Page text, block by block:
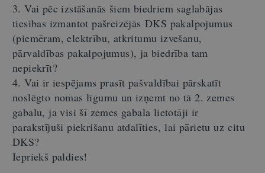
3. Vai pēc izstāšanās šiem biedriem saglabājas
tiesības izmantotpašreizējās DKS pakalpojumus
(piemēram,elektrību, atkritumu izvešanu,
pārvaldības pakalpojumus), ja biedrība tam
nepiekrīt?
4. Vai ir iespējams prasīt pašvaldībai pārskatīt
noslēgto nomas līgumu un izņemt no tā 2. zemes
gabalu, ja visi šī zemes gabala lietotāji ir
parakstījuši piekrišanu atdalīties, lai pārietu uz citu
DKS?
Iepriekš paldies!